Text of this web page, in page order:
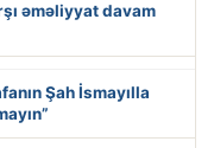
əməliyyat davam
Şah İsmayılla